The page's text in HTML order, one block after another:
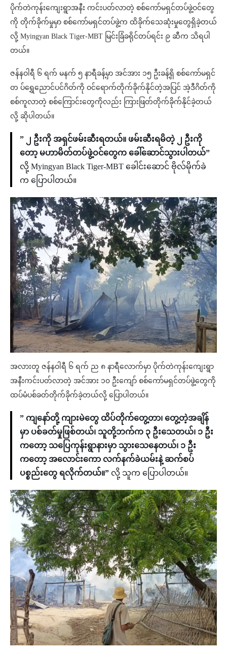
ပိုက်တဲကုန်းကျေးရွာအနီး ကင်းပတ်လာတဲ့ စစ်ကော်မရှင်တပ်ဖွဲ့ဝင်တွေ
ကို တိုက်ခိုက်မှုမှာ စစ်ကော်မရှင်တပ်ဖွဲ့က ထိခိုက်သေဆုံးမှုတွေရှိခဲ့တယ်
လို့ Myingyan Black Tiger-MBT မြင်းခြံခရိုင်တပ်ရင်း ၉ ဆီက သိရပါ
တယ်။
ဇန်နဝါရီ ၆ ရက် မနက် ၅ နာရီခန့်မှာ အင်အား ၁၅ ဦးခန့်ရှိ စစ်ကော်မရှင်
တ ပ်ရွှေညောင်ပင်ဂိတ်ကို ဝင်ရောက်တိုက်ခိုက်နိုင်တဲ့အပြင် အဲ့ဒီဂိတ်ကို
စစ်ကူလာတဲ့ စစ်ကြောင်းတွေကိုလည်း ကြားဖြတ်တိုက်ခိုက်နိုင်ခဲ့တယ်
လို့ ဆိုပါတယ်။
” ၂ ဦးကို အရှင်ဖမ်းဆီးရတယ်။ ဖမ်းဆီးရမိတဲ့ ၂ ဦးကို
တော့ မဟာမိတ်တပ်ဖွဲ့ဝင်တွေက ခေါ်ဆောင်သွားပါတယ်”
လို့ Myingyan Black Tiger-MBT ခေါင်းဆောင် ဗိုလ်မိုက်ခဲ
က ပြောပါတယ်။
အလားတူ ဇန်နဝါရီ ၆ ရက် ည ၈ နာရီလောက်မှာ ပိုက်တဲကုန်းကျေးရွာ
အနီးကင်းပတ်လာတဲ့ အင်အား ၁၀ ဦးကျော် စစ်ကော်မရှင်တပ်ဖွဲ့တွေကို
ထပ်မံပစ်ခတ်တိုက်ခိုက်ခဲ့တယ်လို့ ပြောပါတယ်။
” ကျနော်တို့ ကျားမဲတွေ ထိပ်တိုက်တွေ့တာ၊ တွေ့တဲ့အချိန်
မှာ ပစ်ခတ်မှုဖြစ်တယ်၊ သူတို့ဘက်က ၃ ဦးသေတယ်၊ ၁ ဦး
ကတော့ သပြေကုန်းရွာနားမှာ သွားသေနေတယ်၊ ၁ ဦး
ကတော့ အလောင်းကော လက်နက်ခဲယမ်းနဲ့ ဆက်စပ်
ပစ္စည်းတွေ ရလိုက်တယ်။” လို့ သူက ပြောပါတယ်။